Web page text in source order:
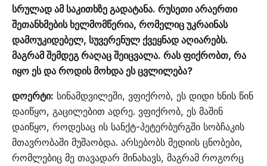
სრულად ამ საკითხზე გადატანა. რუსეთი არაერთი
შეთანხმების ხელმომწერია, რომელიც უკრაინას
დამოუკიდებელ, სუვერენულ ქვეყნად აღიარებს.
მაგრამ შემდეგ რაღაც შეიცვალა. რას ფიქრობთ, რა
იყო ეს და როდის მოხდა ეს ცვლილება?
დოერტი: სინამდვილეში, ვფიქრობ, ეს დიდი ხნის წინ
დაიწყო, გაცილებით ადრე. ვფიქრობ, ეს მაშინ
დაიწყო, როდესაც ის სანქტ-პეტერბურგში სობჩაკის
მთავრობაში მუშაობდა. არსებობს მედიის ცნობები,
რომლებიც მე თავადარ მინახავს, მაგრამ როგორც